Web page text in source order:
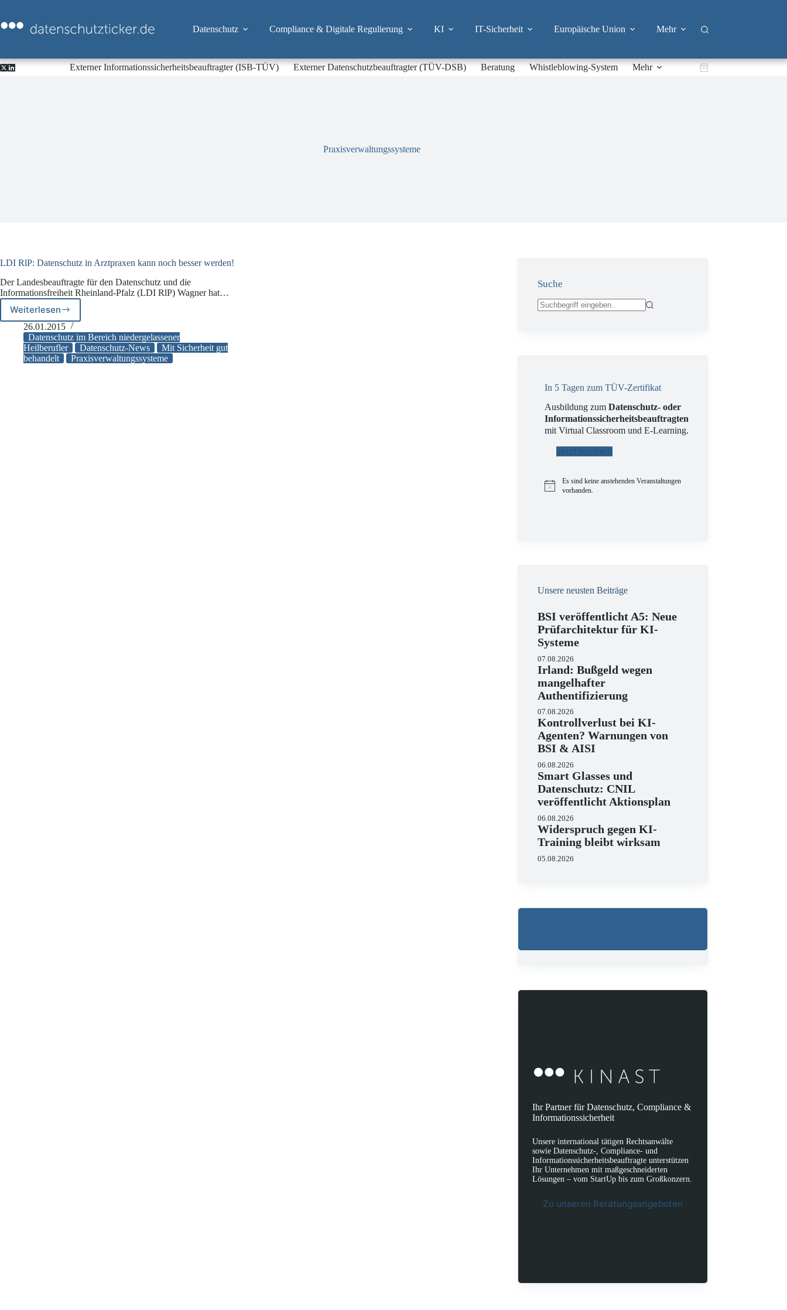
springen
Datenschutz Compliance & Digitale Regulierung KI IT-Sicherheit Europäische Union Mehr
Externer Informationssicherheitsbeauftragter (ISB-TÜV) Externer Datenschutzbeauftragter (TÜV-DSB) Beratung Whistleblowing-System Mehr Warenkorb
Praxisverwaltungssysteme
LDI RlP: Datenschutz in Arztpraxen kann noch besser werden!
Der Landesbeauftragte für den Datenschutz und die
Informationsfreiheit Rheinland-Pfalz (LDI RlP) Wagner hat…
Weiterlesen
LDI
RlP:
Datenschutz
in
Arztpraxen
26.01.2015
Datenschutz im Bereich niedergelassener
Heilberufler
Datenschutz-News
Mit Sicherheit gut
behandelt
Praxisverwaltungssysteme
Suche
In 5 Tagen zum TÜV-Zertifikat
Ausbildung zumDatenschutz- oder
Informationssicherheitsbeauftragten
mit Virtual Classroom und E-Learning.
Jetzt buchen!
H
Es sind keine anstehenden Veranstaltungen
vorhanden.
Unsere neusten Beiträge
BSI veröffentlicht A5: Neue
Prüfarchitektur für KI-
Systeme
07.08.2026
Irland: Bußgeld wegen
mangelhafter
Authentifizierung
07.08.2026
Kontrollverlust bei KI-
Agenten? Warnungen von
BSI & AISI
06.08.2026
Smart Glasses und
Datenschutz: CNIL
veröffentlicht Aktionsplan
06.08.2026
Widerspruch gegen KI-
Training bleibt wirksam
05.08.2026
Ihr Partner für Datenschutz, Compliance &
Informationssicherheit
Unsere international tätigen Rechtsanwälte
sowie Datenschutz-, Compliance- und
Informationssicherheitsbeauftragte unterstützen
Ihr Unternehmen mit maßgeschneiderten
Lösungen – vom StartUp bis zum Großkonzern.
Zu unseren Beratungsangeboten